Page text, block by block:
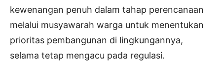
kewenangan penuh dalam tahap perencanaan
melalui musyawarah warga untuk menentukan
prioritas pembangunan di lingkungannya,
selama tetap mengacu pada regulasi.